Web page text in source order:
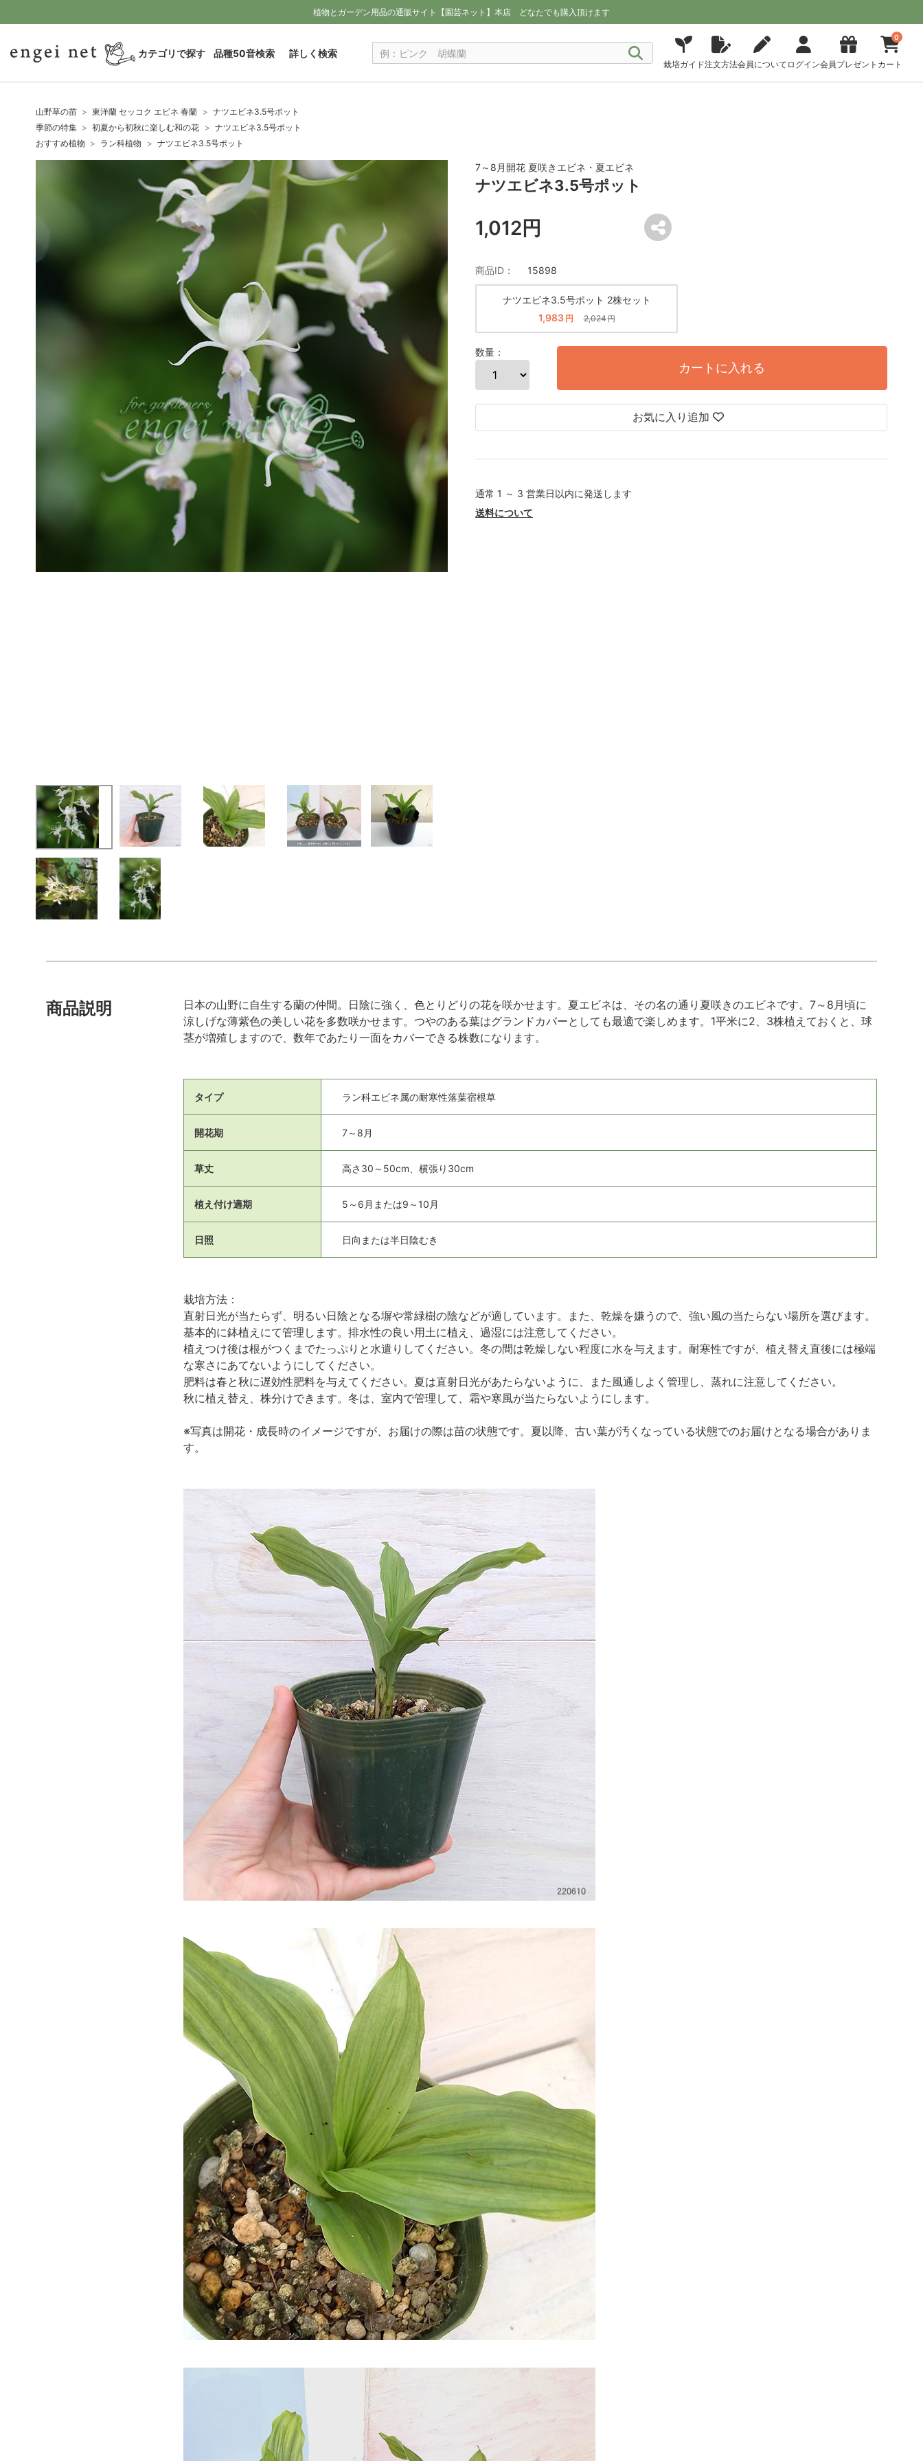
植物とガーデン用品の通販サイト【園芸ネット】本店 どなたでも購入頂けます
カテゴリで探す 品種50音検索 詳しく検索
栽培ガイド注文方法会員について ログイン会員プレゼント
0
カート
山野草の苗 東洋蘭 セッコク エビネ 春蘭
ナツエビネ3.5号ポット
季節の特集
初夏から初秋に楽しむ和の花
ナツエビネ3.5号ポット
おすすめ植物
ラン科植物 ナツエビネ3.5号ポット
7～8月開花 夏咲きエビネ・夏エビネ
ナツエビネ3.5号ポット
1,012円
商品ID： 15898
ナツエビネ3.5号ポット 2株セット
1,983 円 2,024円
数量：
カートに入れる
お気に入り追加
通常 1 ～ 3 営業日以内に発送します
送料について
商品説明
日本の山野に自生する蘭の仲間。日陰に強く、色とりどりの花を咲かせます。夏エビネは、その名の通り夏咲きのエビネです。7～8月頃に
涼しげな薄紫色の美しい花を多数咲かせます。つやのある葉はグランドカバーとしても最適で楽しめます。1平米に2、3株植えておくと、球
茎が増殖しますので、数年であたり一面をカバーできる株数になります。
タイプ ラン科エビネ属の耐寒性落葉宿根草
開花期 7～8月
草丈 高さ30～50cm、横張り30cm
植え付け適期 5～6月または9～10月
日照 日向または半日陰むき
栽培方法：
直射日光が当たらず、明るい日陰となる塀や常緑樹の陰などが適しています。また、乾燥を嫌うので、強い風の当たらない場所を選びます。
基本的に鉢植えにて管理します。排水性の良い用土に植え、過湿には注意してください。
植えつけ後は根がつくまでたっぷりと水遣りしてください。冬の間は乾燥しない程度に水を与えます。耐寒性ですが、植え替え直後には極端
な寒さにあてないようにしてください。
肥料は春と秋に遅効性肥料を与えてください。夏は直射日光があたらないように、また風通しよく管理し、蒸れに注意してください。
秋に植え替え、株分けできます。冬は、室内で管理して、霜や寒風が当たらないようにします。
※写真は開花・成長時のイメージですが、お届けの際は苗の状態です。夏以降、古い葉が汚くなっている状態でのお届けとなる場合がありま
す。